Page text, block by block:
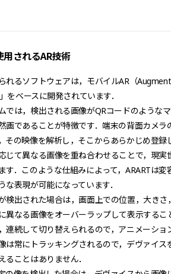
されるAR技術
れるソフトウェアは，モバイルAR（
をベースに開発されています．
では，検出される画像がQRコードのような
画であることが特徴です．端末の背面カメ
その映像を解析し，そこからあらかじめ登
じて異なる画像を重ね合わせることで，現実
す．このような仕組みによって，ARARTは
な表現が可能になっています．
検出された場合は，画面上での位置，大き
異なる画像をオーバーラップして表示する
連続して切り替えられるので，アニメーショ
は常にトラッキングされるので，デヴァイス
ることはありません．